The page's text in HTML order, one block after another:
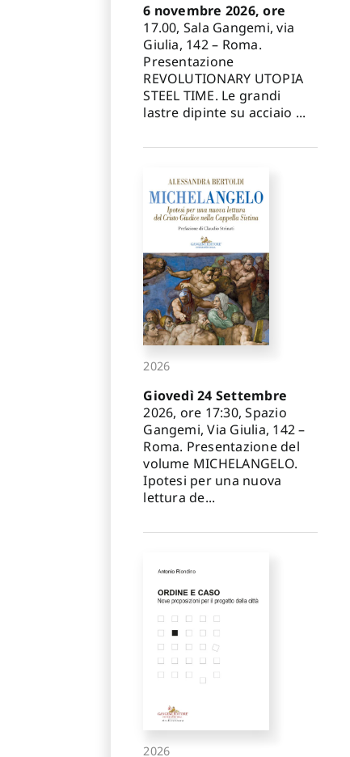
6 novembre 2026, ore
17.00, Sala Gangemi, via
Giulia, 142 – Roma.
Presentazione
REVOLUTIONARY UTOPIA
STEEL TIME. Le grandi
lastre dipinte su acciaio ...
2026
Giovedì 24 Settembre
2026, ore 17:30, Spazio
Gangemi, Via Giulia, 142 –
Roma. Presentazione del
volume MICHELANGELO.
Ipotesi per una nuova
lettura de...
2026